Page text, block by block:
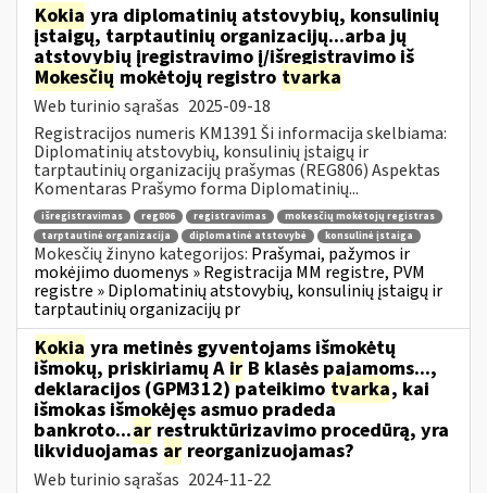
Kokia yra diplomatinių atstovybių, konsulinių
įstaigų, tarptautinių organizacijų...arba jų
atstovybių įregistravimo į/išregistravimo iš
Mokesčių mokėtojų registro tvarka
Web turinio sąrašas 2025-09-18
Registracijos numeris KM1391 Ši informacija skelbiama:
Diplomatinių atstovybių, konsulinių įstaigų ir
tarptautinių organizacijų prašymas (REG806) Aspektas
Komentaras Prašymo forma Diplomatinių...
išregistravimas reg806 registravimas
mokesčių mokėtojų registras
tarptautinė organizacija
diplomatinė atstovybė konsulinė įstaiga
Mokesčių žinyno kategorijos: Prašymai, pažymos ir
mokėjimo duomenys » Registracija MM registre, PVM
registre » Diplomatinių atstovybių, konsulinių įstaigų ir
tarptautinių organizacijų pr
Kokia yra metinės gyventojams išmokėtų
išmokų, priskiriamų A ir B klasės pajamoms...,
deklaracijos (GPM312) pateikimo tvarka, kai
išmokas išmokėjęs asmuo pradeda
bankroto...ar restruktūrizavimo procedūrą, yra
likviduojamas ar reorganizuojamas?
Web turinio sąrašas 2024-11-22